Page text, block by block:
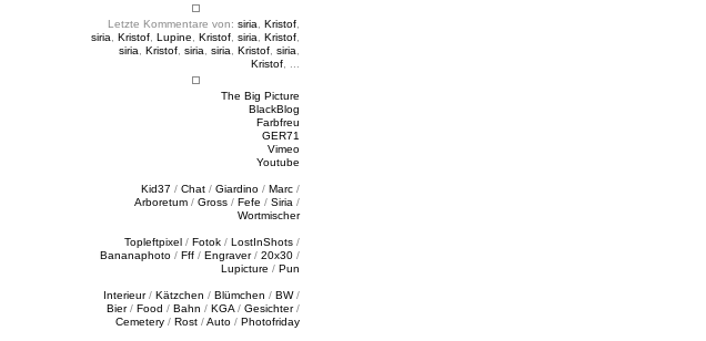
Letzte Kommentare von: siria Kristof
siria
Kristof Lupine Kristof siria Kristof
siria
Kristof siria siria Kristof siria
Kristof
The Big Picture
BlackBlog
Farbfreu
GER71
Vimeo
Youtube
Kid37 / Chat / Giardino / Marc /
Arboretum / Gross / Fefe / Siria /
Wortmischer
Topleftpixel / Fotok / LostInShots /
Bananaphoto / Fff / Engraver/ 20x30 /
Lupicture / Pun
Interieur/ Kätzchen / Blümchen / BW/
Bier/ Food / Bahn / KGA / Gesichter/
Cemetery / Rost /Auto / Photofriday